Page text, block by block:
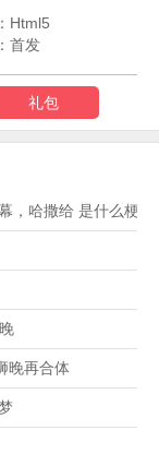
Html5
首发
礼包
，哈撒给 是什么梗？
晚再合体